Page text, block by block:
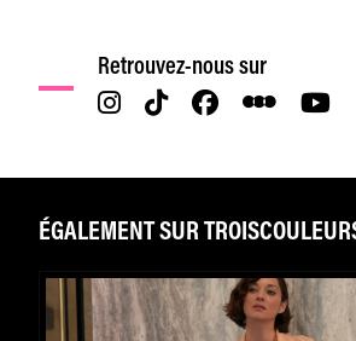
Retrouvez-nous sur
ÉGALEMENT SUR